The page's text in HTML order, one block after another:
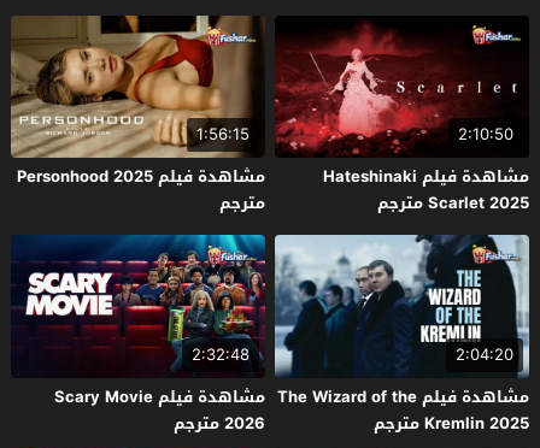
2:10:50
مشاهدة فيلم Hateshinaki
Scarlet 2025 مترجم
1:56:15
مشاهدة فيلم Personhood 2025
مترجم
2:04:20
مشاهدة فيلم The Wizard of the
Kremlin 2025 مترجم
2:32:48
مشاهدة فيلم Scary Movie
2026 مترجم